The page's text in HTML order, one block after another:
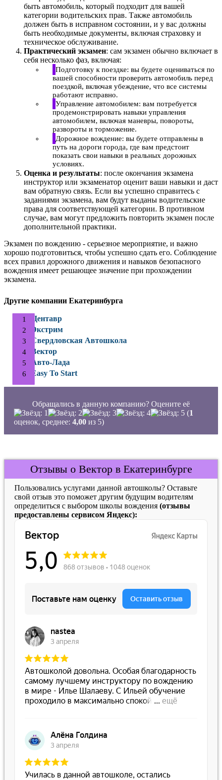
быть автомобиль, который подходит для вашей
категории водительских прав. Также автомобиль
должен быть в исправном состоянии, и у вас должны
быть необходимые документы, включая страховку и
техническое обслуживание.
Практический экзамен: сам экзамен обычно включает в
себя несколько фаз, включая:
Подготовку к поездке: вы будете оцениваться по
вашей способности проверить автомобиль перед
поездкой, включая убеждение, что все системы
работают исправно.
Управление автомобилем: вам потребуется
продемонстрировать навыки управления
автомобилем, включая маневры, повороты,
развороты и торможение.
Дорожное вождение: вы будете отправлены в
путь на дороги города, где вам предстоит
показать свои навыки в реальных дорожных
условиях.
Оценка и результаты: после окончания экзамена
инструктор или экзаменатор оценит ваши навыки и даст
вам обратную связь. Если вы успешно справитесь с
заданиями экзамена, вам будут выданы водительские
права для соответствующей категории. В противном
случае, вам могут предложить повторить экзамен после
дополнительной практики.
Экзамен по вождению - серьезное мероприятие, и важно
хорошо подготовиться, чтобы успешно сдать его. Соблюдение
всех правил дорожного движения и навыков безопасного
вождения имеет решающее значение при прохождении
экзамена.
Другие компании Екатеринбурга
Центавр
Экстрим
Свердловская Автошкола
Вектор
Авто-Лада
Easy To Start
Обращались в данную компанию? Оцените её
(1
оценок, среднее: 4,00 из 5)
Отзывы о Вектор в Екатеринбурге
Пользовались услугами данной автошколы? Оставьте
свой отзыв это поможет другим будущим водителям
определиться с выбором школы вождения (отзывы
предоставлены сервисом Яндекс):